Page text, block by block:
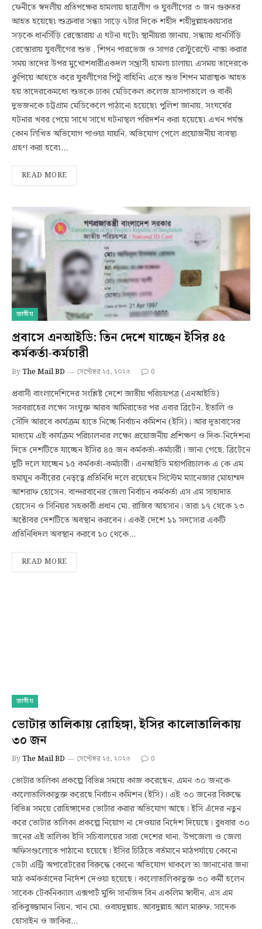
ফেনীতে স্বদলীয় প্রতিপক্ষের হামলায় ছাত্রলীগ ও যুবলীগের ৩ জন গুরুতর
আহত হয়েছে৷ শুক্রবার সন্ধ্যা সাড়ে ৭টার দিকে শহীদ শহীদুল্লাহকায়সার
সড়কে ধানসিঁড়ি রেস্তোরায় এ ঘটনা ঘটে৷ স্থানীয়রা জানায়, সন্ধ্যায় ধানসিঁড়ি
রেস্তোরায় যুবলীগেৱ শুভ , শিপন পারভেজ ও সাগর রেস্টুরেন্টে নাস্তা করার
সময় তাদের উপর মুখোশধারীএকদল সন্ত্রাসী হামলা চালায়৷ এসময় তাদেরকে
কুপিয়ে আহতে করে যুবলীগের পিটু বাহিনি৷ এতে শুভ শিপন মারাত্মক আহত
হয় তাদেরকেমধ্যে শুভকে ঢাকা মেডিকেল কলেজ হাসপাতালে ও বাকী
দুভজনকে চট্টগ্রাম মেডিকেলে পাঠানো হয়েছে৷ পুলিশ জানায়, সংঘর্ষের
ঘটনার খবর পেয়ে সাথে সাথে ঘটনাস্থল পরিদর্শন করা হয়েছে৷ এখন পর্যন্ত
কোন লিখিত অভিযোগ পাওয়া যায়নি, অভিযোগ পেলে প্রয়োজনীয় ব্যবস্থা
গ্রহণ করা হবে৷…
READ MORE
জাতীয়
প্রবাসে এনআইডি: তিন দেশে যাচ্ছেন ইসির ৪৫
কর্মকর্তা-কর্মচারী
ByThe Mail BD সেপ্টেম্বর ২৫, ২০২৩ 0
প্রবাসী বাংলাদেশিদের সংশ্লিষ্ট দেশে জাতীয় পরিচয়পত্র (এনআইডি)
সরবরাহের লক্ষ্যে সংযুক্ত আরব আমিরাতের পর এবার ব্রিটেন, ইতালি ও
সৌদি আরবে কার্যক্রম হাতে নিচ্ছে নির্বাচন কমিশন (ইসি)। আর দূতাবাসের
মাধ্যমে এই কার্যক্রম পরিচালনার লক্ষ্যে প্রয়োজনীয় প্রশিক্ষণ ও দিক-নির্দেশনা
দিতে দেশটিতে যাচ্ছেন ইসির ৪৫ জন কর্মকর্তা-কর্মচারী। জানা গেছে, ব্রিটেনে
দুটি দলে যাচ্ছেন ১৫ কর্মকর্তা-কর্মচারী। এনআইডি মহাপরিচালক এ কে এম
হুমায়ূন কবীরের নেতৃত্বে প্রতিনিধি দলে রয়েছেন সিস্টেম ম্যানেজার মোহাম্মদ
আশরাফ হোসেন, বান্দরবানের জেলা নির্বাচন কর্মকর্তা এস এম সাহাদাত
হোসেন ও সিনিয়র সহকারী প্রধান মো. রাজিব আহসান। তারা ১৭ থেকে ২৩
অক্টোবর দেশটিতে অবস্থান করবেন। একই দেশে ১১ সদস্যের একটি
প্রতিনিধিদল অবস্থান করবে ১০ থেকে…
READ MORE
জাতীয়
ভোটার তালিকায় রোহিঙ্গা, ইসির কালোতালিকায়
৩০ জন
ByThe Mail BD সেপ্টেম্বর ২৫, ২০২৩ 0
ভোটার তালিকা প্রকল্পে বিভিন্ন সময়ে কাজ করেছেন, এমন ৩০ জনকে
কালোতালিকাভুক্ত করেছে নির্বাচন কমিশন (ইসি)। এই ৩০ জনের বিরুদ্ধে
বিভিন্ন সময়ে রোহিঙ্গাদের ভোটার করার অভিযোগ আছে। ইসি এঁদের নতুন
করে ভোটার তালিকা প্রকল্পে নিয়োগ না দেওয়ার নির্দেশ দিয়েছে। বুধবার ৩০
জনের এই তালিকা ইসি সচিবালয়ের সারা দেশের থানা, উপজেলা ও জেলা
অফিসগুলোতে পাঠানো হয়েছে। ইসির চিঠিতে বর্তমানে মাঠপর্যায়ে কোনো
ডেটা এন্ট্রি অপারেটরের বিরুদ্ধে কোনো অভিযোগ থাকলে তা জানানোর জন্য
মাঠ কর্মকর্তাদের নির্দেশ দেওয়া হয়েছে। কালোতালিকাভুক্ত ৩০ কর্মী হলেন
সাবেক টেকনিক্যাল এক্সপার্ট মুন্সি সানজিদ বিন একলিম স্বাধীন, এস এম
রকিবুজ্জামান নিয়ন, খান মো. ওবায়দুল্লাহ, আবদুল্লাহ আল মারুফ, সাদেক
হোসাইন ও জাকির…